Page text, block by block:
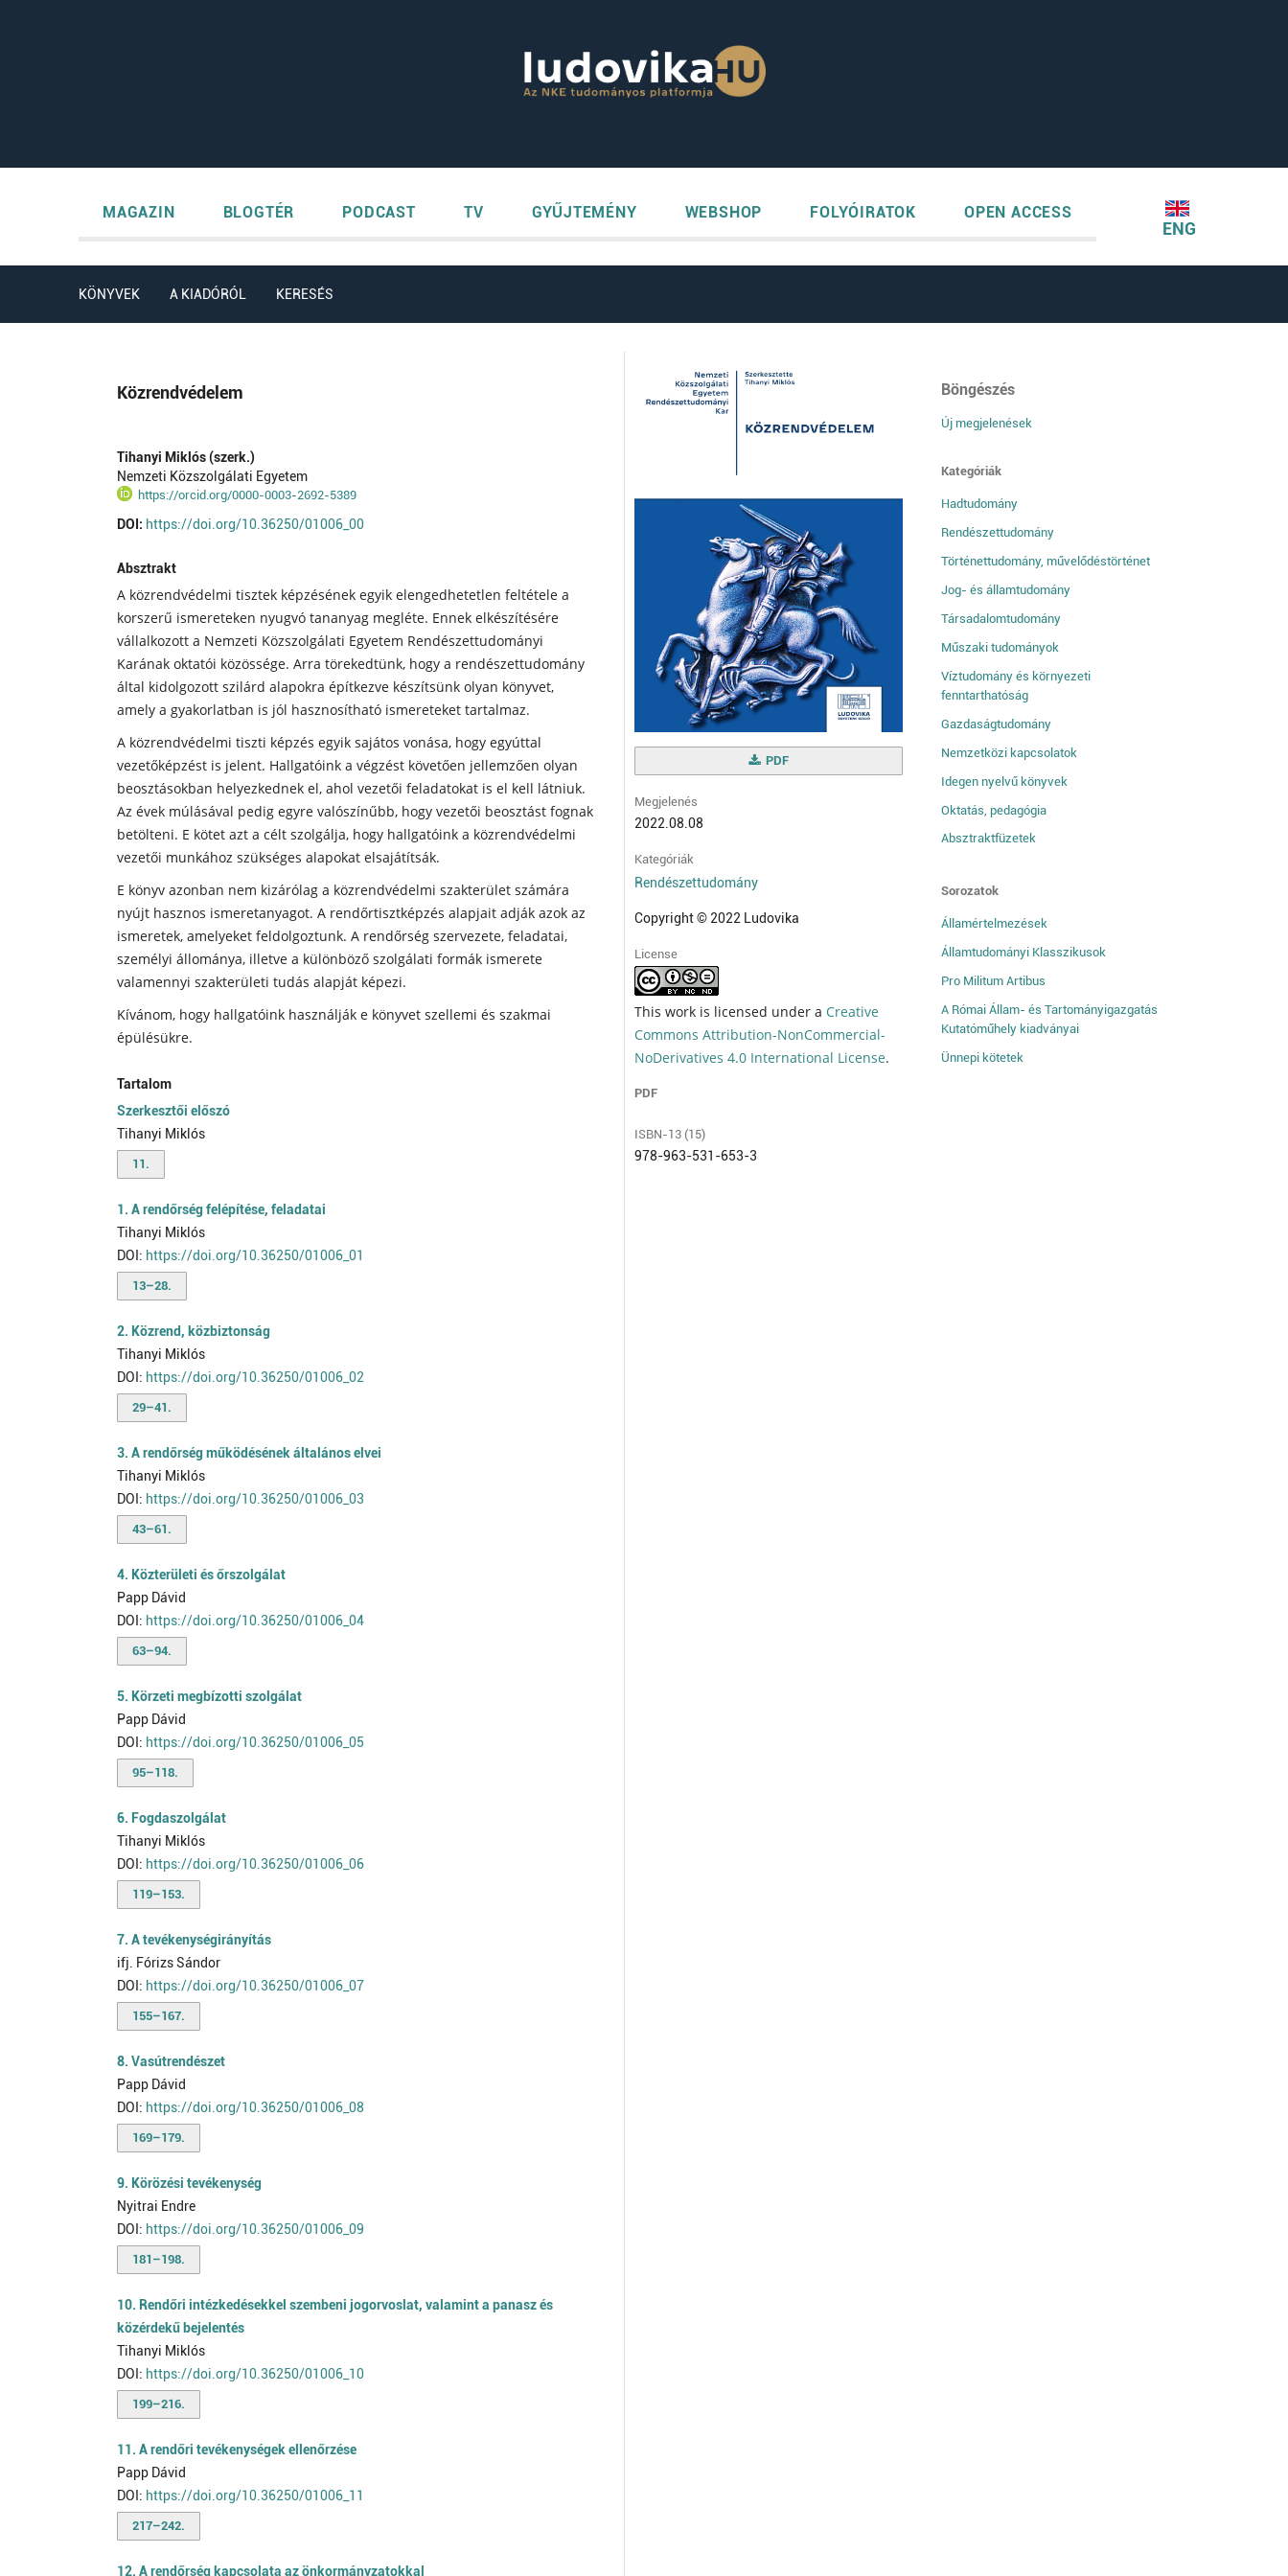
MAGAZIN BLOGTÉR PODCAST TV GYŰJTEMÉNY WEBSHOP FOLYÓIRATOK OPEN ACCESS
ENG
KÖNYVEK A KIADÓRÓL KERESÉS
Közrendvédelem
Tihanyi Miklós (szerk.)
Nemzeti Közszolgálati Egyetem
https://orcid.org/0000-0003-2692-5389
DOI: https://doi.org/10.36250/01006_00
Absztrakt
A közrendvédelmi tisztek képzésének egyik elengedhetetlen feltétele a
korszerű ismereteken nyugvó tananyag megléte. Ennek elkészítésére
vállalkozott a Nemzeti Közszolgálati Egyetem Rendészettudományi
Karának oktatói közössége. Arra törekedtünk, hogy a rendé­szettudomány
által kidolgozott szilárd alapokra építkezve készítsünk olyan könyvet,
amely a gyakorlatban is jól hasznosítható ismereteket tartalmaz.
A közrendvédelmi tiszti képzés egyik sajátos vonása, hogy egyúttal
vezetőképzést is jelent. Hallgatóink a végzést követően jellemzően olyan
beosztásokban helyezkednek el, ahol vezetői feladatokat is el kell látniuk.
Az évek múlásával pedig egyre valószínűbb, hogy vezetői beosztást fognak
betölteni. E kötet azt a célt szolgálja, hogy hallgatóink a közrendvédelmi
vezetői munkához szükséges alapokat elsajátítsák.
E könyv azonban nem kizárólag a közrendvédelmi szakterület számára
nyújt hasznos ismeretanyagot. A rendőrtisztképzés alapjait adják azok az
ismeretek, amelyeket feldolgoztunk. A rendőrség szervezete, feladatai,
személyi állománya, illetve a különböző szolgálati formák ismerete
valamennyi szakterületi tudás alapját képezi.
Kívánom, hogy hallgatóink használják e könyvet szellemi és szakmai
épülésükre.
Tartalom
Szerkesztői előszó
Tihanyi Miklós
11.
1. A rendőrség felépítése, feladatai
Tihanyi Miklós
DOI: https://doi.org/10.36250/01006_01
13–28.
2. Közrend, közbiztonság
Tihanyi Miklós
DOI: https://doi.org/10.36250/01006_02
29–41.
3. A rendőrség működésének általános elvei
Tihanyi Miklós
DOI: https://doi.org/10.36250/01006_03
43–61.
4. Közterületi és őrszolgálat
Papp Dávid
DOI: https://doi.org/10.36250/01006_04
63–94.
5. Körzeti megbízotti szolgálat
Papp Dávid
DOI: https://doi.org/10.36250/01006_05
95–118.
6. Fogdaszolgálat
Tihanyi Miklós
DOI: https://doi.org/10.36250/01006_06
119–153.
7. A tevékenységirányítás
ifj. Fórizs Sándor
DOI: https://doi.org/10.36250/01006_07
155–167.
8. Vasútrendészet
Papp Dávid
DOI: https://doi.org/10.36250/01006_08
169–179.
9. Körözési tevékenység
Nyitrai Endre
DOI: https://doi.org/10.36250/01006_09
181–198.
10. Rendőri intézkedésekkel szembeni jogorvoslat, valamint a panasz és
közérdekű bejelentés
Tihanyi Miklós
DOI: https://doi.org/10.36250/01006_10
199–216.
11. A rendőri tevékenységek ellenőrzése
Papp Dávid
DOI: https://doi.org/10.36250/01006_11
217–242.
12. A rendőrség kapcsolata az önkormányzatokkal
PDF
Megjelenés
2022.08.08
Kategóriák
Rendészettudomány
Copyright © 2022 Ludovika
License
This work is licensed under a Creative
Commons Attribution-NonCommercial-
NoDerivatives 4.0 International License.
PDF
ISBN-13 (15)
978-963-531-653-3
Böngészés
Új megjelenések
Kategóriák
Hadtudomány
Rendészettudomány
Történettudomány, művelődéstörténet
Jog- és államtudomány
Társadalomtudomány
Műszaki tudományok
Víztudomány és környezeti
fenntarthatóság
Gazdaságtudomány
Nemzetközi kapcsolatok
Idegen nyelvű könyvek
Oktatás, pedagógia
Absztraktfüzetek
Sorozatok
Államértelmezések
Államtudományi Klasszikusok
Pro Militum Artibus
A Római Állam- és Tartományigazgatás
Kutatóműhely kiadványai
Ünnepi kötetek